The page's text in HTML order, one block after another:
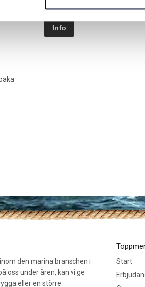
den marina branschen i
oss under åren, kan vi ge
eller en större
Start